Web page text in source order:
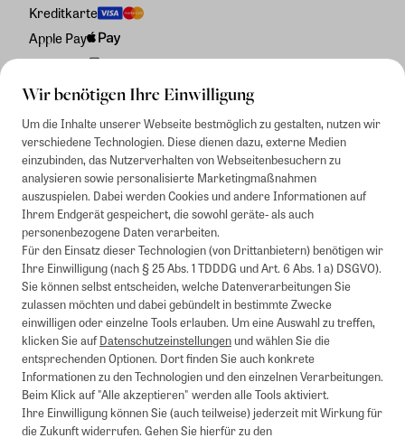
Wir benötigen Ihre Einwilligung
Um die Inhalte unserer Webseite bestmöglich zu gestalten, nutzen wir
verschiedene Technologien. Diese dienen dazu, externe Medien
einzubinden, das Nutzerverhalten von Webseitenbesuchern zu
analysieren sowie personalisierte Marketingmaßnahmen
auszuspielen. Dabei werden Cookies und andere Informationen auf
Ihrem Endgerät gespeichert, die sowohl geräte- als auch
personenbezogene Daten verarbeiten.
Für den Einsatz dieser Technologien (von Drittanbietern) benötigen wir
Ihre Einwilligung (nach § 25 Abs. 1 TDDDG und Art. 6 Abs. 1 a) DSGVO).
Sie können selbst entscheiden, welche Datenverarbeitungen Sie
zulassen möchten und dabei gebündelt in bestimmte Zwecke
einwilligen oder einzelne Tools erlauben. Um eine Auswahl zu treffen,
klicken Sie aufDatenschutzeinstellungenund wählen Sie die
entsprechenden Optionen. Dort finden Sie auch konkrete
Informationen zu den Technologien und den einzelnen Verarbeitungen.
Beim Klick auf "Alle akzeptieren" werden alle Tools aktiviert.
Ihre Einwilligung können Sie (auch teilweise) jederzeit mit Wirkung für
die Zukunft widerrufen. Gehen Sie hierfür zu den
Kreditkarte
Apple Pay
Rechnung